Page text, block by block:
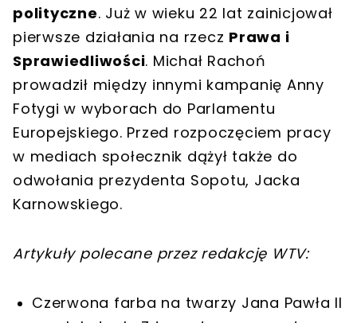
polityczne. Już w wieku 22 lat zainicjował
pierwsze działania na rzecz Prawa i
Sprawiedliwości. Michał Rachoń
prowadził między innymi kampanię Anny
Fotygi w wyborach do Parlamentu
Europejskiego. Przed rozpoczęciem pracy
w mediach społecznik dążył także do
odwołania prezydenta Sopotu, Jacka
Karnowskiego.
Artykuły polecane przez redakcję WTV:
Czerwona farba na twarzy Jana Pawła II